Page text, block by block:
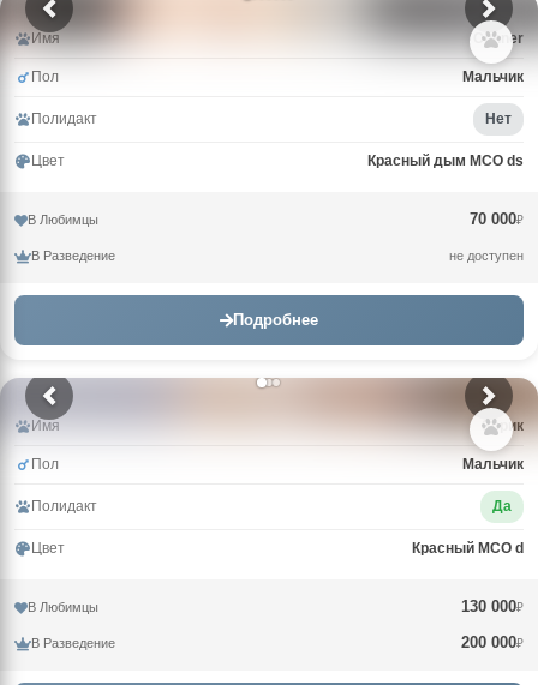
Имя Conner
Пол Мальчик
Полидакт Нет
Цвет Красный дым MCO ds
В Любимцы 70 000₽
В Разведение не доступен
Подробнее
Имя Зорик
Пол Мальчик
Полидакт Да
Цвет Красный MCO d
В Любимцы 130 000₽
В Разведение 200 000₽